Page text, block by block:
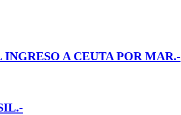
A CEUTA POR MAR.-